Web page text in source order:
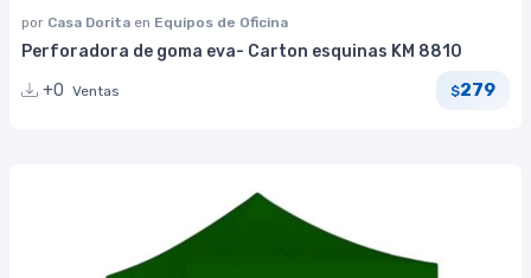
por Casa Dorita en Equipos de Oficina
Perforadora de goma eva- Carton esquinas KM 8810
+0 Ventas $279